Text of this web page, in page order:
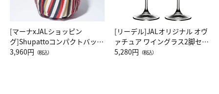
[マーナxJALショッピン
グ]Shupattoコンパクトバッグ
Drop JAL客室乗務員（LC）ス
3,960円 （税込）
[リーデル]JALオリジナル オヴ
ァチュア ワイングラス2脚セッ
ト（レッドワイン）
5,280円 （税込）